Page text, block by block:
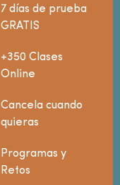
7 días de prueba
GRATIS
+350 Clases
Online
Cancela cuando
quieras
Programas y
Retos